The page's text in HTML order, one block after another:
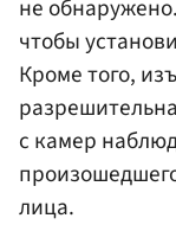
не
чтобы
Кроме того,
с камер
лица.